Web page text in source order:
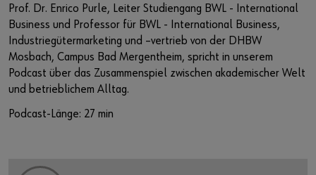
Prof. Dr. Enrico Purle, Leiter Studiengang BWL - International
Business und Professor für BWL - International Business,
Industriegütermarketing und –vertrieb von der DHBW
Mosbach, Campus Bad Mergentheim, spricht in unserem
Podcast über das Zusammenspiel zwischen akademischer Welt
und betrieblichem Alltag.
Podcast-Länge: 27 min